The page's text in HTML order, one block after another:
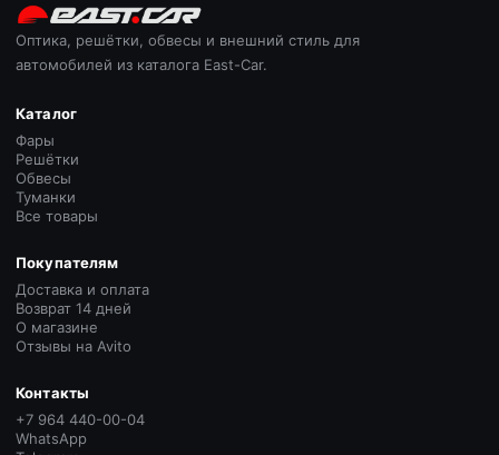
Оптика, решётки, обвесы и внешний стиль для
автомобилей из каталога East-Car.
Каталог
Фары
Решётки
Обвесы
Туманки
Все товары
Покупателям
Доставка и оплата
Возврат 14 дней
О магазине
Отзывы на Avito
Контакты
+7 964 440-00-04
WhatsApp